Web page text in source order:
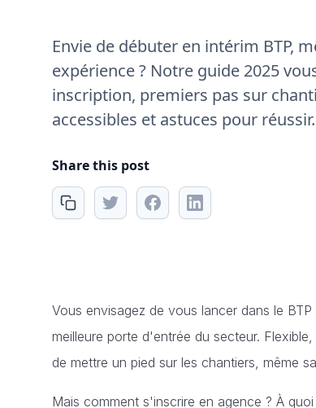
Envie de débuter en intérim BTP,
expérience ? Notre guide 2025
inscription, premiers pas sur
accessibles et astuces pour réussir.
Share this post
Vous envisagez de vous lancer dans le
meilleure porte d'entrée du secteur.
de mettre un pied sur les chantiers, même
Mais comment s'inscrire en agence ? À